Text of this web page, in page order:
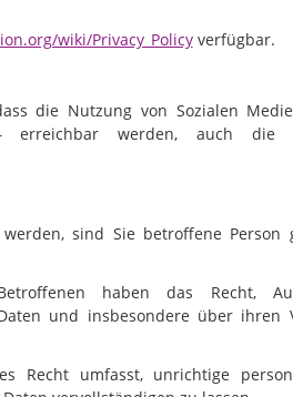
wiki/Privacy_Policyverfügbar.
die Nutzung von Sozialen
erreichbar werden, auch die
sind Sie betroffene Person
haben das Recht,
und insbesondere über ihren
Recht umfasst, unrichtige